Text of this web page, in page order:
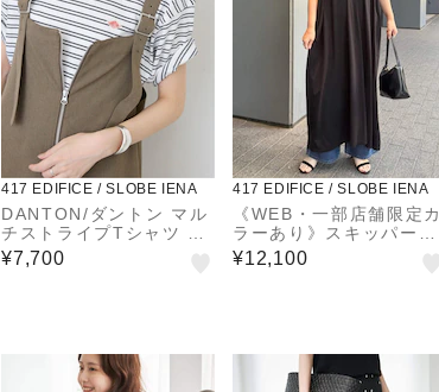
417 EDIFICE / SLOBE IENA
DANTON/ダントン マル
チストライプTシャツ #D
T-C0404
¥7,700
417 EDIFICE / SLOBE IENA
《WEB・一部店舗限定カ
ラーあり》スキッパーワ
ンピース
¥12,100